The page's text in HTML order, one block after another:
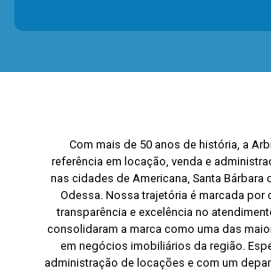
Com mais de 50 anos de história, a
referência em locação, venda e
nas cidades de Americana, Santa Bárbara
Odessa. Nossa trajetória é marcada por
transparência e excelência no
consolidaram a marca como uma das
em negócios imobiliários da região.
administração de locações e com um